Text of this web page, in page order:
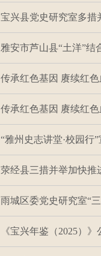
宝兴县党史研究室多措
雅安市芦山县“土洋”
传承红色基因 赓续红
传承红色基因 赓续红
“雅州史志讲堂·校园行
荥经县三措并举加快推
雨城区委党史研究室“
《宝兴年鉴（2025）